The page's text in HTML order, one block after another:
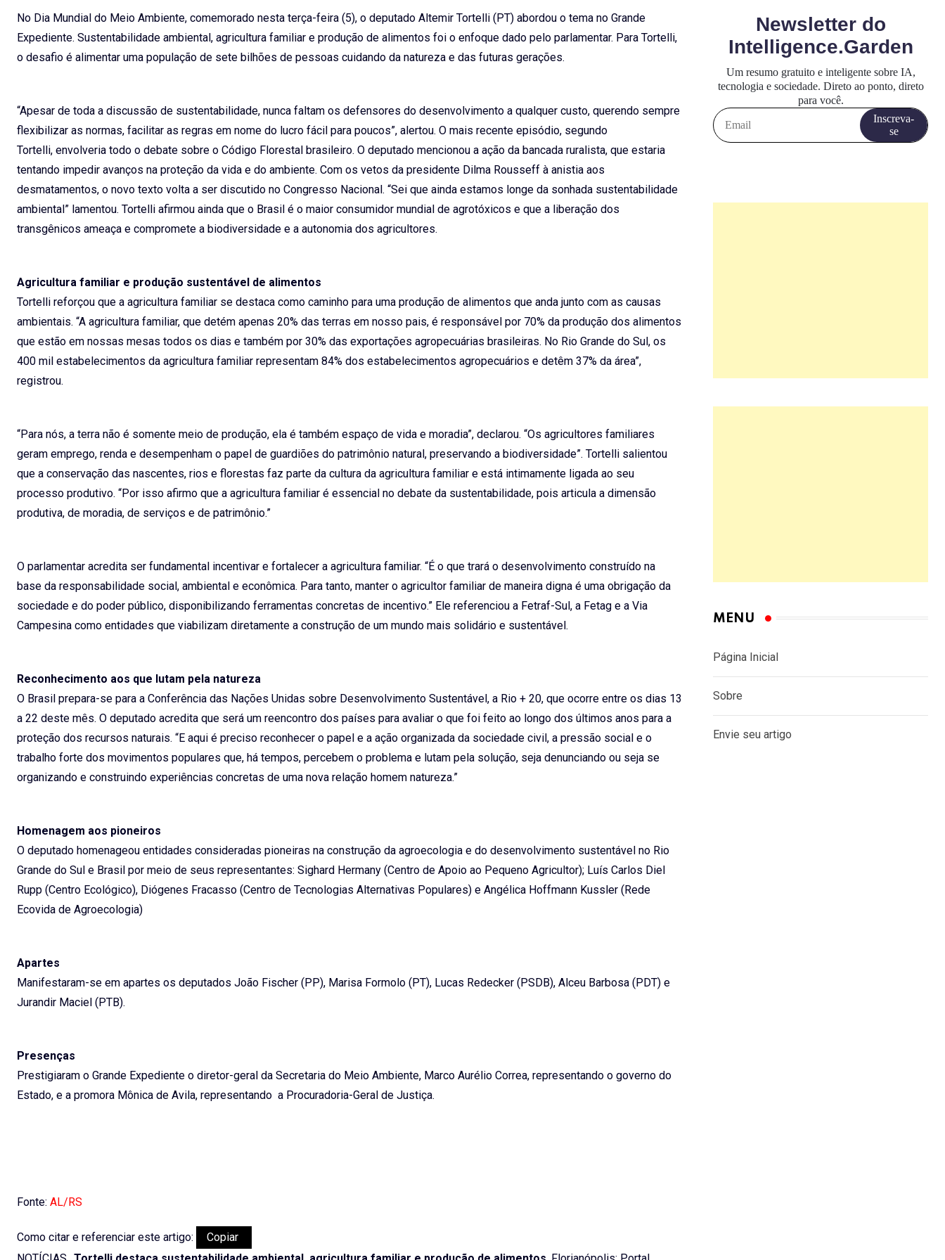
No Dia Mundial do Meio Ambiente, comemorado nesta terça-feira (5), o deputado Altemir Tortelli (PT) abordou o tema no Grande
Expediente. Sustentabilidade ambiental, agricultura familiar e produção de alimentos foi o enfoque dado pelo parlamentar. Para Tortelli,
o desafio é alimentar uma população de sete bilhões de pessoas cuidando da natureza e das futuras gerações.
“Apesar de toda a discussão de sustentabilidade, nunca faltam os defensores do desenvolvimento a qualquer custo, querendo sempre
flexibilizar as normas, facilitar as regras em nome do lucro fácil para poucos”, alertou. O mais recente episódio, segundo
Tortelli, envolveria todo o debate sobre o Código Florestal brasileiro. O deputado mencionou a ação da bancada ruralista, que estaria
tentando impedir avanços na proteção da vida e do ambiente. Com os vetos da presidente Dilma Rousseff à anistia aos
desmatamentos, o novo texto volta a ser discutido no Congresso Nacional. “Sei que ainda estamos longe da sonhada sustentabilidade
ambiental” lamentou. Tortelli afirmou ainda que o Brasil é o maior consumidor mundial de agrotóxicos e que a liberação dos
transgênicos ameaça e compromete a biodiversidade e a autonomia dos agricultores.
Agricultura familiar e produção sustentável de alimentos
Tortelli reforçou que a agricultura familiar se destaca como caminho para uma produção de alimentos que anda junto com as causas
ambientais. “A agricultura familiar, que detém apenas 20% das terras em nosso pais, é responsável por 70% da produção dos alimentos
que estão em nossas mesas todos os dias e também por 30% das exportações agropecuárias brasileiras. No Rio Grande do Sul, os
400 mil estabelecimentos da agricultura familiar representam 84% dos estabelecimentos agropecuários e detêm 37% da área”,
registrou.
“Para nós, a terra não é somente meio de produção, ela é também espaço de vida e moradia”, declarou. “Os agricultores familiares
geram emprego, renda e desempenham o papel de guardiões do patrimônio natural, preservando a biodiversidade”. Tortelli salientou
que a conservação das nascentes, rios e florestas faz parte da cultura da agricultura familiar e está intimamente ligada ao seu
processo produtivo. “Por isso afirmo que a agricultura familiar é essencial no debate da sustentabilidade, pois articula a dimensão
produtiva, de moradia, de serviços e de patrimônio.”
O parlamentar acredita ser fundamental incentivar e fortalecer a agricultura familiar. “É o que trará o desenvolvimento construído na
base da responsabilidade social, ambiental e econômica. Para tanto, manter o agricultor familiar de maneira digna é uma obrigação da
sociedade e do poder público, disponibilizando ferramentas concretas de incentivo.” Ele referenciou a Fetraf-Sul, a Fetag e a Via
Campesina como entidades que viabilizam diretamente a construção de um mundo mais solidário e sustentável.
Reconhecimento aos que lutam pela natureza
O Brasil prepara-se para a Conferência das Nações Unidas sobre Desenvolvimento Sustentável, a Rio + 20, que ocorre entre os dias 13
a 22 deste mês. O deputado acredita que será um reencontro dos países para avaliar o que foi feito ao longo dos últimos anos para a
proteção dos recursos naturais. “E aqui é preciso reconhecer o papel e a ação organizada da sociedade civil, a pressão social e o
trabalho forte dos movimentos populares que, há tempos, percebem o problema e lutam pela solução, seja denunciando ou seja se
organizando e construindo experiências concretas de uma nova relação homem natureza.”
Homenagem aos pioneiros
O deputado homenageou entidades consideradas pioneiras na construção da agroecologia e do desenvolvimento sustentável no Rio
Grande do Sul e Brasil por meio de seus representantes: Sighard Hermany (Centro de Apoio ao Pequeno Agricultor); Luís Carlos Diel
Rupp (Centro Ecológico), Diógenes Fracasso (Centro de Tecnologias Alternativas Populares) e Angélica Hoffmann Kussler (Rede
Ecovida de Agroecologia)
Apartes
Manifestaram-se em apartes os deputados João Fischer (PP), Marisa Formolo (PT), Lucas Redecker (PSDB), Alceu Barbosa (PDT) e
Jurandir Maciel (PTB).
Presenças
Prestigiaram o Grande Expediente o diretor-geral da Secretaria do Meio Ambiente, Marco Aurélio Correa, representando o governo do
Estado, e a promora Mônica de Avila, representando a Procuradoria-Geral de Justiça.
Fonte: AL/RS
Como citar e referenciar este artigo:
Copiar